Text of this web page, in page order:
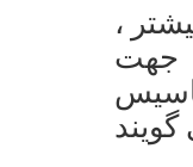
حداقل 2 نفر یا بیشتر ،
جهت